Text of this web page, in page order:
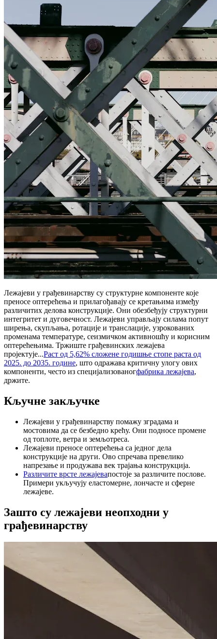
Лежајеви у грађевинарству су структурне компоненте које
преносе оптерећења и прилагођавају се кретањима између
различитих делова конструкције. Они обезбеђују структурни
интегритет и дуговечност. Лежајеви управљају силама попут
ширења, скупљања, ротације и транслације, узрокованих
променама температуре, сеизмичком активношћу и корисним
оптерећењима. Тржиште грађевинских лежајева
пројектује...Раст од 5,62% сложене годишње стопе раста од
2025. до 2035. године, што одражава критичну улогу ових
компоненти, често из специјализованогфабрика лежајева,
држите.
Кључне закључке
Лежајеви у грађевинарству помажу зградама и
мостовима да се безбедно крећу. Они подносе промене
од топлоте, ветра и земљотреса.
Лежајеви преносе оптерећења са једног дела
конструкције на други. Ово спречава превелико
напрезање и продужава век трајања конструкција.
Различите врсте лежајевапостоје за различите послове.
Примери укључују еластомерне, лончасте и сферне
лежајеве.
Зашто су лежајеви неопходни у
грађевинарству